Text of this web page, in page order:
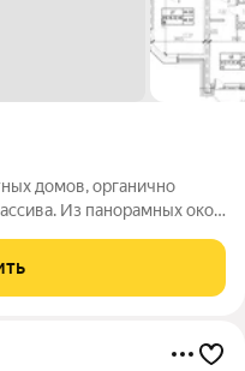
домов, органично
Из панорамных окон
инфраструктура